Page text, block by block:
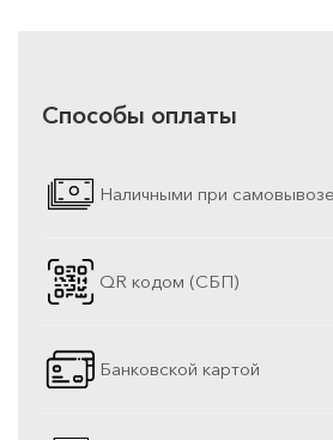
Способы оплаты
Наличными при самовывозе
QR кодом (СБП)
Банковской картой